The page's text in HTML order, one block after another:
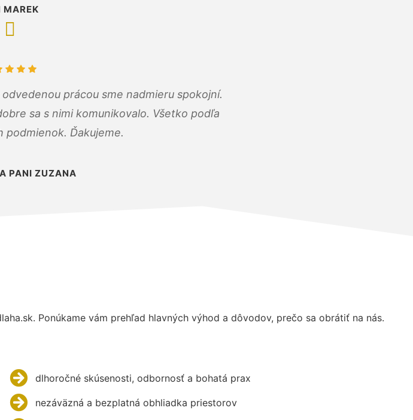
MAREK
prácou sme nadmieru spokojní.
sa s nimi komunikovalo. Všetko podľa
Ďakujeme.
PANI ZUZANA
Ponúkame vám prehľad hlavných výhod a dôvodov, prečo sa obrátiť na nás.
dlhoročné skúsenosti, odbornosť a bohatá prax
nezáväzná a bezplatná obhliadka priestorov